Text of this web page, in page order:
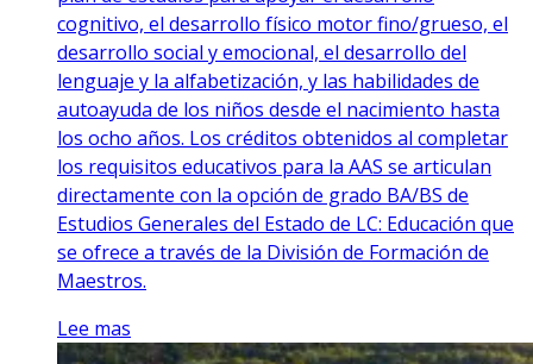
cognitivo, el desarrollo físico motor fino/grueso, el
desarrollo social y emocional, el desarrollo del
lenguaje y la alfabetización, y las habilidades de
autoayuda de los niños desde el nacimiento hasta
los ocho años. Los créditos obtenidos al completar
los requisitos educativos para la AAS se articulan
directamente con la opción de grado BA/BS de
Estudios Generales del Estado de LC: Educación que
se ofrece a través de la División de Formación de
Maestros.
Lee mas